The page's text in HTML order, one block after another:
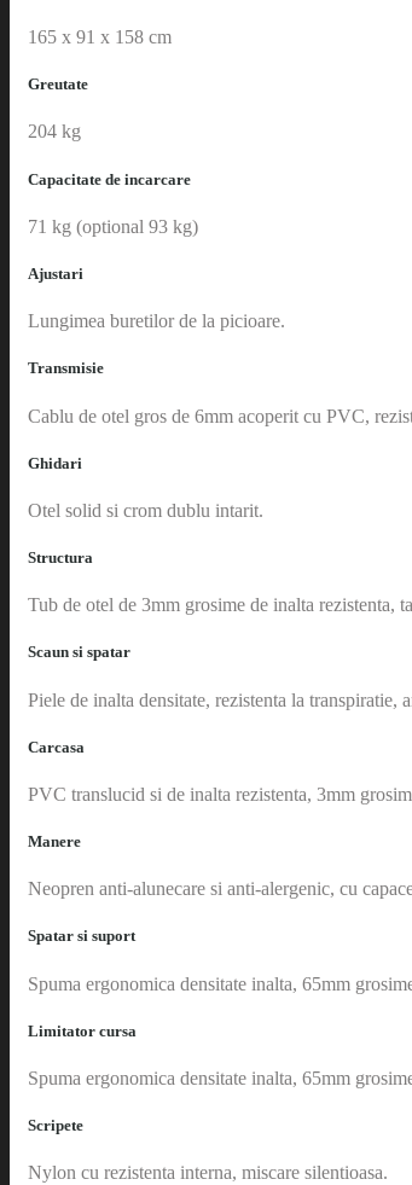
165 x 91 x 158 cm
Greutate
204 kg
Capacitate de incarcare
71 kg (optional 93 kg)
Ajustari
Lungimea buretilor de la picioare.
Transmisie
Cablu de otel gros de 6mm acoperit cu PVC,
Ghidari
Otel solid si crom dublu intarit.
Structura
Tub de otel de 3mm grosime de inalta rezistenta,
Scaun si spatar
Piele de inalta densitate, rezistenta la transpiratie,
Carcasa
PVC translucid si de inalta rezistenta, 3mm
Manere
Neopren anti-alunecare si anti-alergenic, cu
Spatar si suport
Spuma ergonomica densitate inalta, 65mm
Limitator cursa
Spuma ergonomica densitate inalta, 65mm
Scripete
Nylon cu rezistenta interna, miscare silentioasa.